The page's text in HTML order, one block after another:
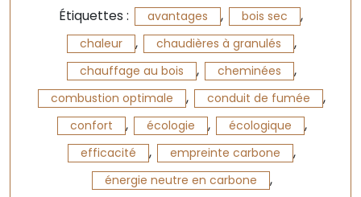
Étiquettes : avantages , bois sec ,
chaleur , chaudières à granulés ,
chauffage au bois , cheminées ,
combustion optimale , conduit de fumée ,
confort , écologie , écologique ,
efficacité , empreinte carbone ,
énergie neutre en carbone ,